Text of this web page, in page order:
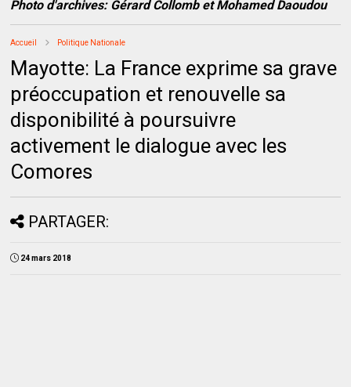
Photo d'archives: Gérard Collomb et Mohamed Daoudou
Accueil Politique Nationale
Mayotte: La France exprime sa grave
préoccupation et renouvelle sa
disponibilité à poursuivre
activement le dialogue avec les
Comores
PARTAGER:
24 mars 2018